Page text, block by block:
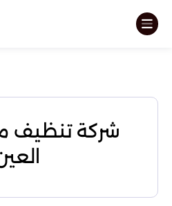
شركة تنظيف